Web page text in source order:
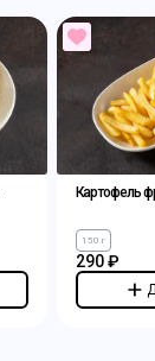
Картофель
150 г
290 ₽